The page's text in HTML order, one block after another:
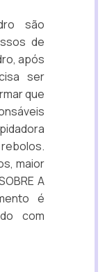
são
de
após
ser
que
maior
A
é
com